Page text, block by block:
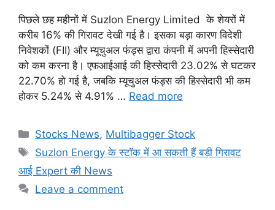
पिछले छह महीनों में Suzlon Energy Limited के शेयरों में
करीब 16% की गिरावट देखी गई है। इसका बड़ा कारण विदेशी
निवेशकों (FII) और म्यूचुअल फंड्स द्वारा कंपनी में अपनी हिस्सेदारी
को कम करना है। एफआईआई की हिस्सेदारी 23.02% से घटकर
22.70% हो गई है, जबकि म्यूचुअल फंड्स की हिस्सेदारी भी कम
होकर 5.24% से 4.91% … Read more
Categories
Stocks News, Multibagger Stock
Tags
Suzlon Energy के स्टॉक में आ सकती हैं बड़ी गिरावट
आई Expert की News
Leave a comment